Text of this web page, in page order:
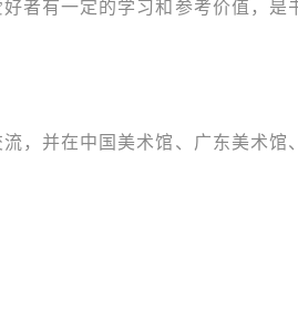
者有一定的学习和参考价值，是
，并在中国美术馆、广东美术馆